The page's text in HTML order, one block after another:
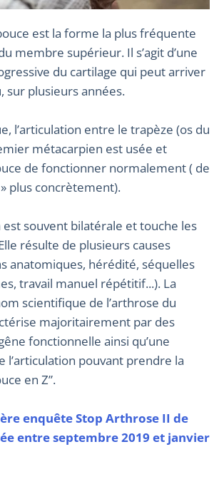
membre supérieur. Il s’agit d’une
du cartilage qui peut arriver
sur plusieurs années.
l’articulation entre le trapèze (os du
métacarpien est usée et
de fonctionner normalement ( de
plus concrètement).
souvent bilatérale et touche les
résulte de plusieurs causes
anatomiques, hérédité, séquelles
travail manuel répétitif...). La
scientifique de l’arthrose du
majoritairement par des
fonctionnelle ainsi qu’une
l’articulation pouvant prendre la
en Z”.
enquête Stop Arthrose II de
entre septembre 2019 et janvier